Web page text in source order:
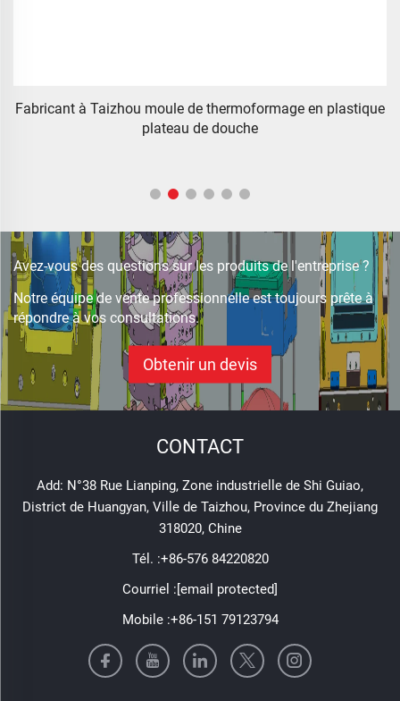
Fabricant à Taizhou moule de thermoformage en plastique
plateau de douche
Avez-vous des questions sur les produits de l'entreprise ?
Notre équipe de vente professionnelle est toujours prête à
répondre à vos consultations.
Obtenir un devis
CONTACT
Add: N°38 Rue Lianping, Zone industrielle de Shi Guiao,
District de Huangyan, Ville de Taizhou, Province du Zhejiang
318020, Chine
Tél. :+86-576 84220820
Courriel :[email protected]
Mobile :+86-151 79123794